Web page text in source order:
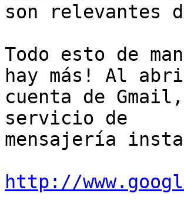
son relevantes
Todo esto de
hay más! Al
cuenta de
servicio de
mensajería
http://